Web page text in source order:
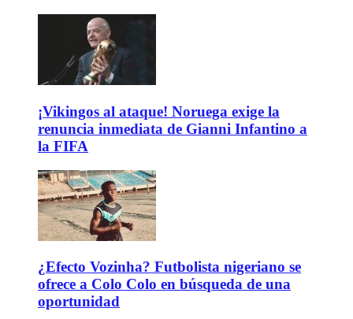
¡Vikingos al ataque! Noruega exige la
renuncia inmediata de Gianni Infantino a
la FIFA
¿Efecto Vozinha? Futbolista nigeriano se
ofrece a Colo Colo en búsqueda de una
oportunidad